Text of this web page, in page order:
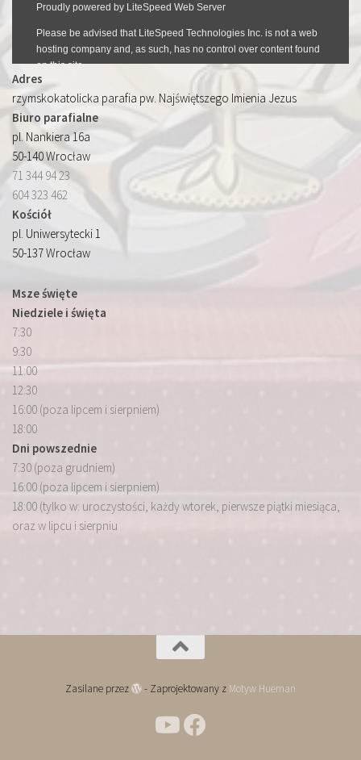
Adres
rzymskokatolicka parafia pw. Najświętszego Imienia Jezus
Biuro parafialne
pl. Nankiera 16a
50-140 Wrocław
71 344 94 23
604 323 462
Kościół
pl. Uniwersytecki 1
50-137 Wrocław
Msze święte
Niedziele i święta
7:30
9:30
11:00
12:30
16:00 (poza lipcem i sierpniem)
18:00
Dni powszednie
7:30 (poza grudniem)
16:00 (poza lipcem i sierpniem)
18:00 (tylko w: uroczystości, każdy wtorek, pierwsze piątki miesiąca,
oraz w lipcu i sierpniu
Zasilane przez - Zaprojektowany z Motyw Hueman